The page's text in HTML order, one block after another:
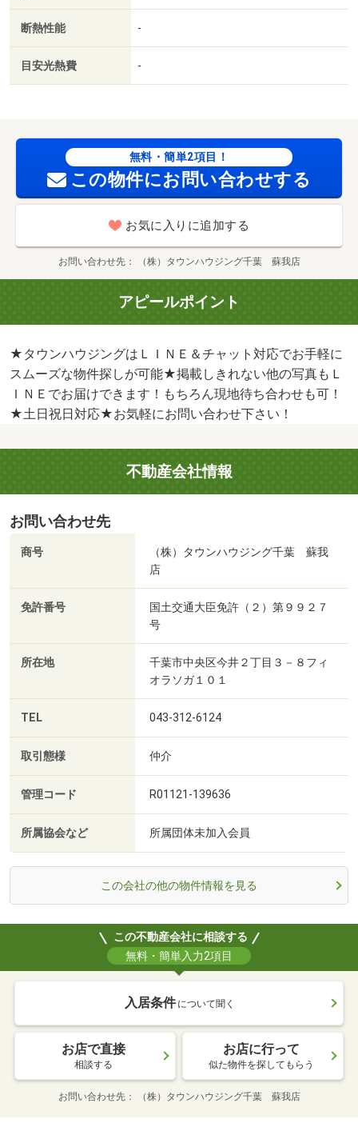
断熱性能 -
目安光熱費 -
無料・簡単2項目！
この物件にお問い合わせする
お気に入りに追加する
お問い合わせ先 （株）タウンハウジング千葉 蘇我店
アピールポイント
★タウンハウジングはＬＩＮＥ＆チャット対応でお手軽に
スムーズな物件探しが可能★掲載しきれない他の写真もＬ
ＩＮＥでお届けできます！もちろん現地待ち合わせも可！
★土日祝日対応★お気軽にお問い合わせ下さい！
不動産会社情報
お問い合わせ先
商号
（株）タウンハウジング千葉 蘇我
店
免許番号
国土交通大臣免許（２）第９９２７
号
所在地
千葉市中央区今井２丁目３－８フィ
オラソガ１０１
TEL 043-312-6124
取引態様 仲介
管理コード R01121-139636
所属協会など 所属団体未加入会員
この会社の他の物件情報を見る
この不動産会社に相談する
無料・簡単入力2項目
入居条件 について聞く
お店で直接
相談する
お店に行って
似た物件を探してもらう
お問い合わせ先 （株）タウンハウジング千葉 蘇我店